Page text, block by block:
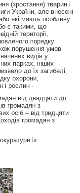
(зростання) тварин і
України, але внесені
які мають особливу
є такими, що
території,
порядку
порушення умов
видів у
парках, інших
до їх загибелі,
охорони,
і рослин -
від двадцяти до
громадян з
осіб – від тридцяти
громадян з
із